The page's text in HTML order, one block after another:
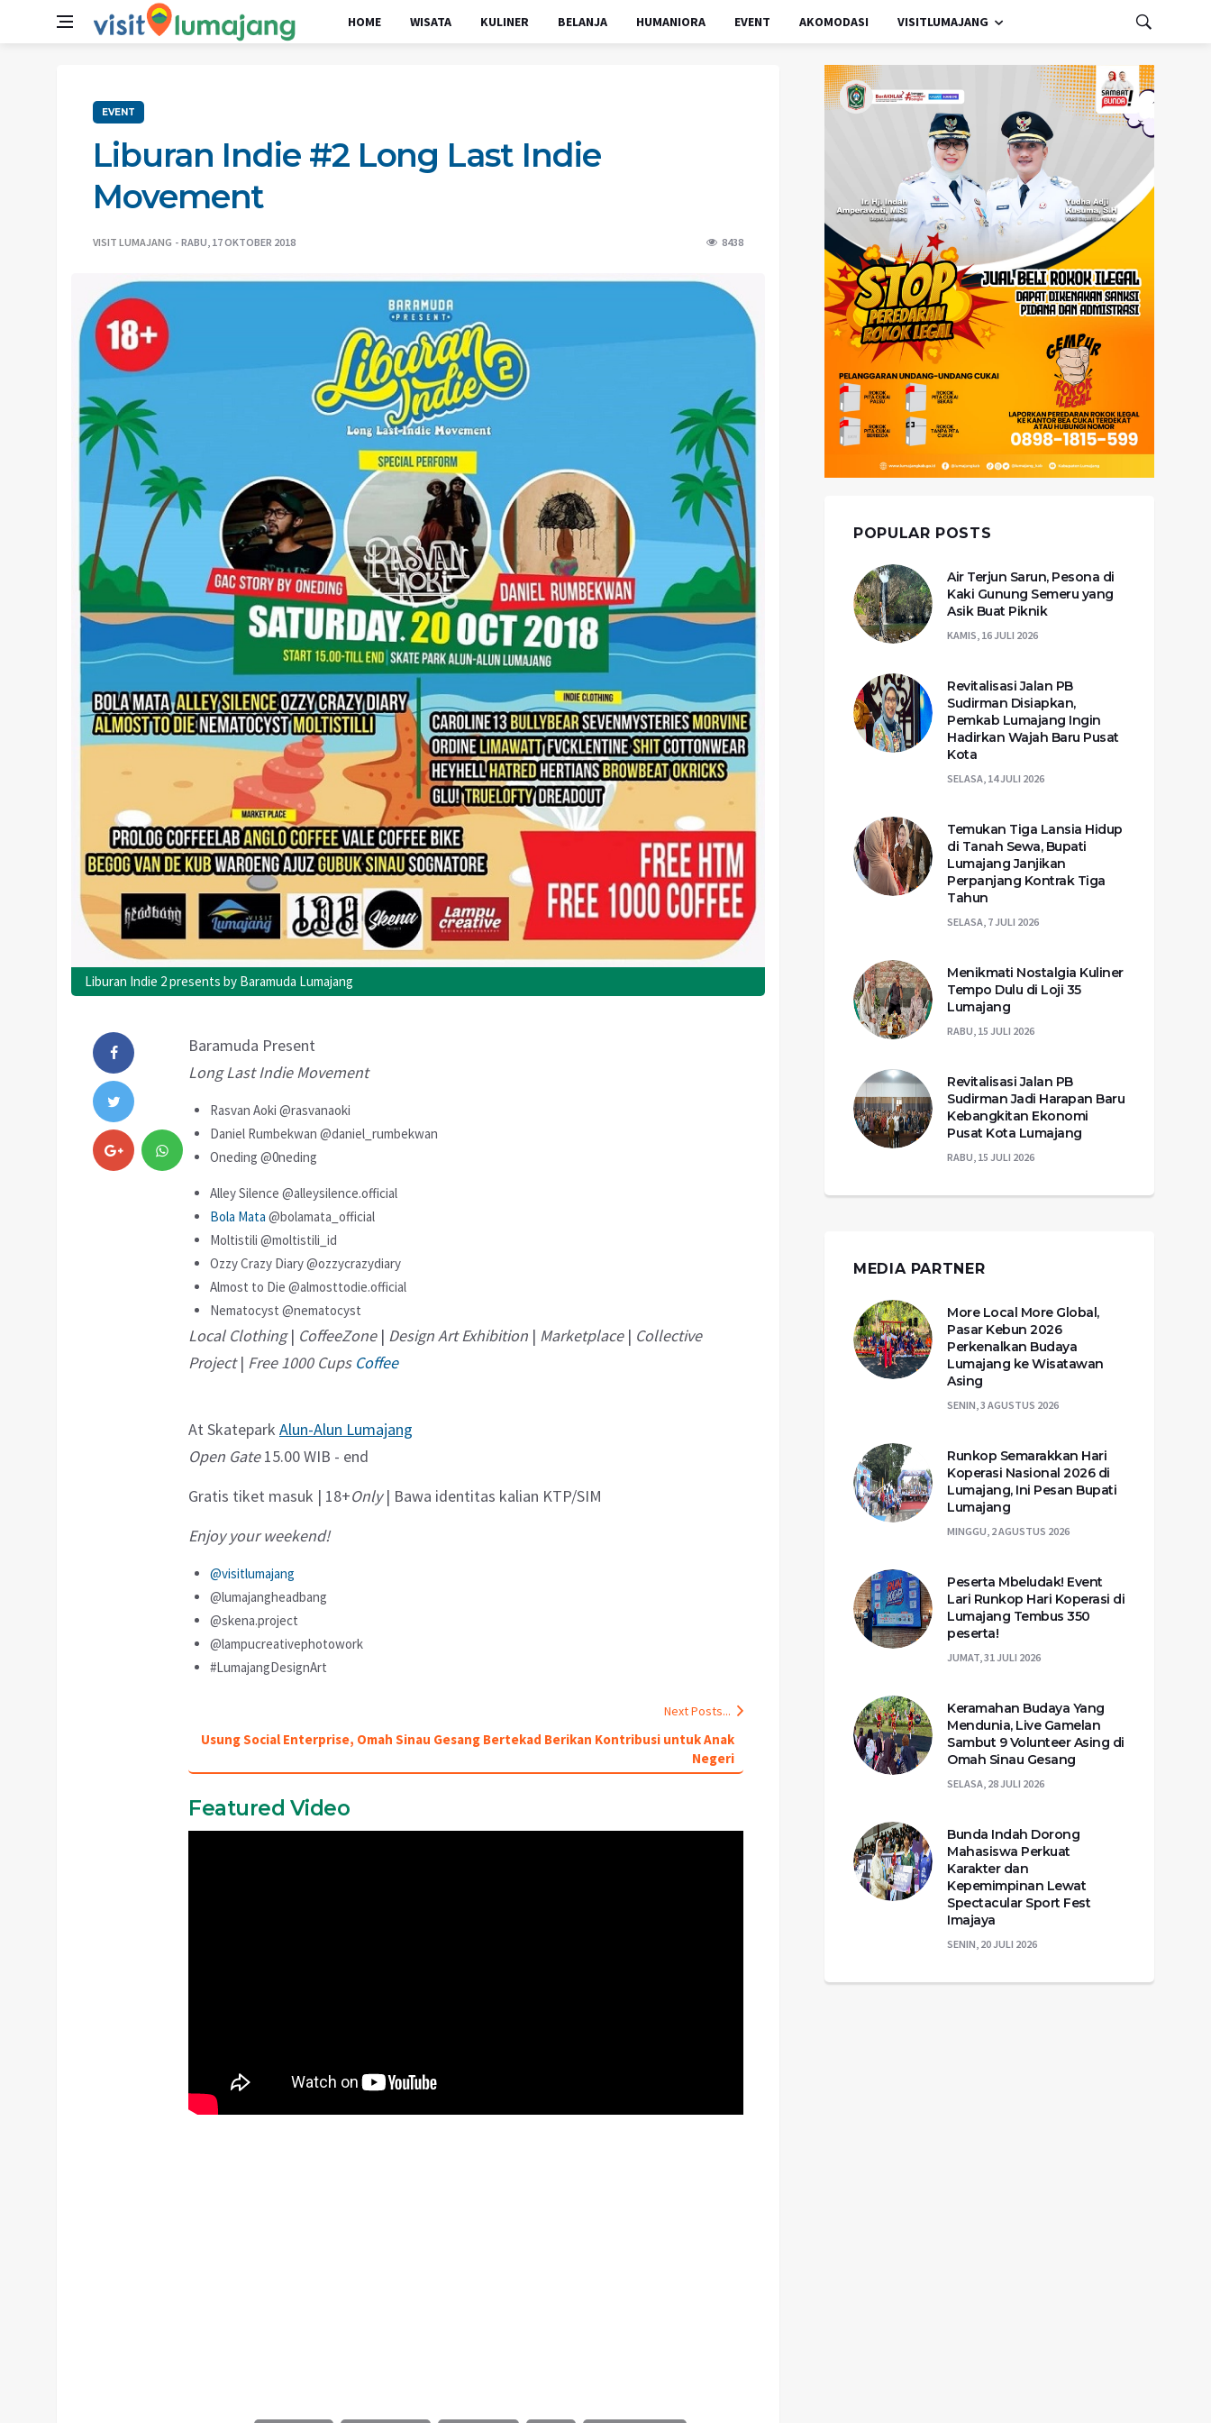
HOME WISATA KULINER BELANJA HUMANIORA EVENT AKOMODASI VISITLUMAJANG
EVENT
Liburan Indie #2 Long Last Indie
Movement
VISIT LUMAJANG RABU, 17 OKTOBER 2018 8438
Liburan Indie 2 presents by Baramuda Lumajang
Baramuda Present
Long Last Indie Movement
Rasvan Aoki @rasvanaoki
Daniel Rumbekwan @daniel_rumbekwan
Oneding @0neding
Alley Silence @alleysilence.official
Bola Mata @bolamata_official
Moltistili @moltistili_id
Ozzy Crazy Diary @ozzycrazydiary
Almost to Die @almosttodie.official
Nematocyst @nematocyst
Local Clothing| CoffeeZone| Design Art Exhibition | Marketplace| Collective
Project| Free 1000 Cups Coffee
At Skatepark Alun-Alun Lumajang
Open Gate15.00 WIB - end
Gratis tiket masuk | 18+Only| Bawa identitas kalian KTP/SIM
Enjoy your weekend!
@visitlumajang
@lumajangheadbang
@skena.project
@lampucreativephotowork
#LumajangDesignArt
Next Posts...
Usung Social Enterprise, Omah Sinau Gesang Bertekad Berikan Kontribusi untuk Anak
Negeri
Featured Video
POPULAR POSTS
Air Terjun Sarun, Pesona di
Kaki Gunung Semeru yang
Asik Buat Piknik
KAMIS, 16 JULI 2026
Revitalisasi Jalan PB
Sudirman Disiapkan,
Pemkab Lumajang Ingin
Hadirkan Wajah Baru Pusat
Kota
SELASA, 14 JULI 2026
Temukan Tiga Lansia Hidup
di Tanah Sewa, Bupati
Lumajang Janjikan
Perpanjang Kontrak Tiga
Tahun
SELASA, 7 JULI 2026
Menikmati Nostalgia Kuliner
Tempo Dulu di Loji 35
Lumajang
RABU, 15 JULI 2026
Revitalisasi Jalan PB
Sudirman Jadi Harapan Baru
Kebangkitan Ekonomi
Pusat Kota Lumajang
RABU, 15 JULI 2026
MEDIA PARTNER
More Local More Global,
Pasar Kebun 2026
Perkenalkan Budaya
Lumajang ke Wisatawan
Asing
SENIN, 3 AGUSTUS 2026
Runkop Semarakkan Hari
Koperasi Nasional 2026 di
Lumajang, Ini Pesan Bupati
Lumajang
MINGGU, 2 AGUSTUS 2026
Peserta Mbeludak! Event
Lari Runkop Hari Koperasi di
Lumajang Tembus 350
peserta!
JUMAT, 31 JULI 2026
Keramahan Budaya Yang
Mendunia, Live Gamelan
Sambut 9 Volunteer Asing di
Omah Sinau Gesang
SELASA, 28 JULI 2026
Bunda Indah Dorong
Mahasiswa Perkuat
Karakter dan
Kepemimpinan Lewat
Spectacular Sport Fest
Imajaya
SENIN, 20 JULI 2026